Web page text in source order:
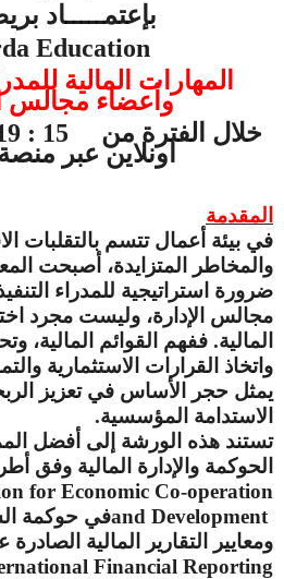
بإعتمـــــاد
Education
المهارات المالية
وأعضاء مجالس
خلال الفترة من
15 : 19
اونلاين عبر
المقدمة
في بيئة أعمال تتسم بالتقلبات
والمخاطر المتزايدة، أصبحت
ضرورة استراتيجية للمدراء
مجالس الإدارة، وليست مجرد
المالية. ففهم القوائم المالية،
واتخاذ القرارات الاستثمارية
يمثل حجر الأساس في تعزيز
الاستدامة المؤسسية.
تستند هذه الورشة إلى أفضل
الحوكمة والإدارة المالية وفق
for Economic Co-operation
and Developmentفي حوكمة
ومعايير التقارير المالية الصادرة
Financial Reporting